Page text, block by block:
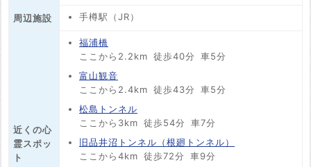
周辺施設 手樽駅（JR）
近くの心
霊スポッ
ト
福浦橋
ここから2.2km 徒歩40分
車5分
富山観音
ここから2.4km 徒歩43分
車5分
松島トンネル
ここから3km 徒歩54分
車7分
旧品井沼トンネル（根廻トンネル）
ここから4km 徒歩72分
車9分